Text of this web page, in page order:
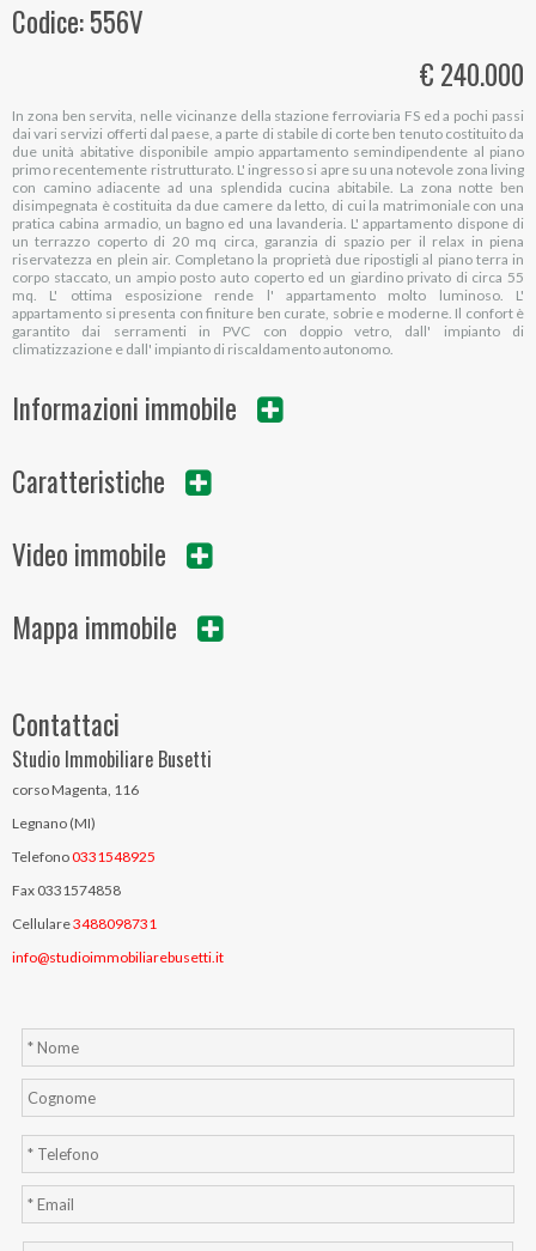
Codice: 556V
€ 240.000
In zona ben servita, nelle vicinanze della stazione ferroviaria FS ed a pochi passi
dai vari servizi offerti dal paese, a parte di stabile di corte ben tenuto costituito da
due unità abitative disponibile ampio appartamento semindipendente al piano
primo recentemente ristrutturato. L' ingresso si apre su una notevole zona living
con camino adiacente ad una splendida cucina abitabile. La zona notte ben
disimpegnata è costituita da due camere da letto, di cui la matrimoniale con una
pratica cabina armadio, un bagno ed una lavanderia. L' appartamento dispone di
un terrazzo coperto di 20 mq circa, garanzia di spazio per il relax in piena
riservatezza en plein air. Completano la proprietà due ripostigli al piano terra in
corpo staccato, un ampio posto auto coperto ed un giardino privato di circa 55
mq. L' ottima esposizione rende l' appartamento molto luminoso. L'
appartamento si presenta con finiture ben curate, sobrie e moderne. Il confort è
garantito dai serramenti in PVC con doppio vetro, dall' impianto di
climatizzazione e dall' impianto di riscaldamento autonomo.
Informazioni immobile
Caratteristiche
Video immobile
Mappa immobile
Contattaci
Studio Immobiliare Busetti
corso Magenta, 116
Legnano (MI)
Telefono0331548925
Fax 0331574858
Cellulare3488098731
info@studioimmobiliarebusetti.it